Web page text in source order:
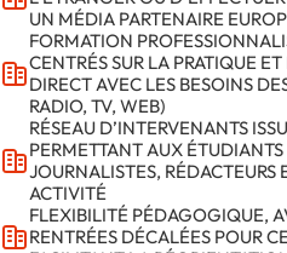
UN MÉDIA PARTENAIRE
FORMATION
CENTRÉS SUR LA PRATIQUE
DIRECT AVEC LES BESOINS
RADIO, TV, WEB)
RÉSEAU D’INTERVENANTS
PERMETTANT AUX ÉTUDIANTS
JOURNALISTES, RÉDACTEURS
ACTIVITÉ
FLEXIBILITÉ PÉDAGOGIQUE,
RENTRÉES DÉCALÉES POUR